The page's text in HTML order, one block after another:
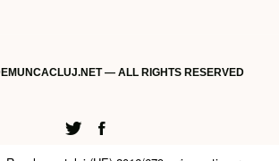
— ALL RIGHTS RESERVED